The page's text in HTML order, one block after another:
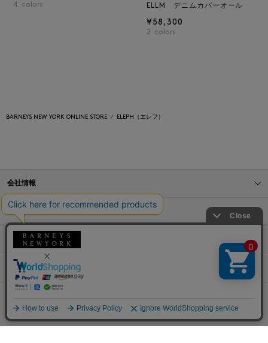
4 colors
ELLM デニムカバーオール
¥58,300
2 colors
BARNEYS NEW YORK ONLINE STORE ELEPH（エレフ）
会社情報
オンラインストアショッピングガイド
店舗情報
サービス